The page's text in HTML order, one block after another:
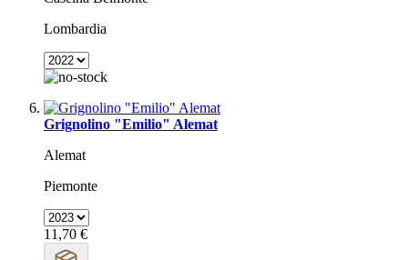
Lombardia
Grignolino "Emilio" Alemat
Alemat
Piemonte
11,70 €